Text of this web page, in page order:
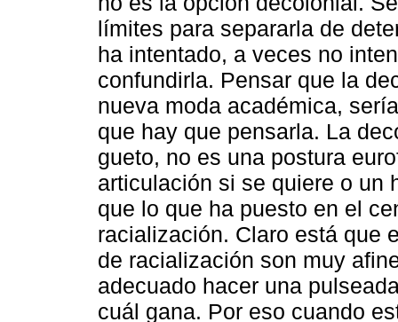
límites para separarla de
ha intentado, a veces no
confundirla. Pensar que la
nueva moda académica,
que hay que pensarla. La
gueto, no es una postura
articulación si se quiere o un
que lo que ha puesto en el
racialización. Claro está que
de racialización son muy
adecuado hacer una
cuál gana. Por eso cuando